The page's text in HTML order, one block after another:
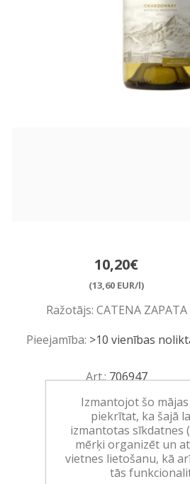
10,20€
(13,60 EUR/l)
Ražotājs: CATENA ZAPATA
Pieejamība: >10 vienības
Art.:706947
EAN:7794450008077
Iepakojumā:6
Minimālais daudzums:1
Ielikt grozā
Izmantojot šo mājas
piekrītat, ka šajā
izmantotas sīkdatnes
mērķi organizēt un
vietnes lietošanu, kā
tās